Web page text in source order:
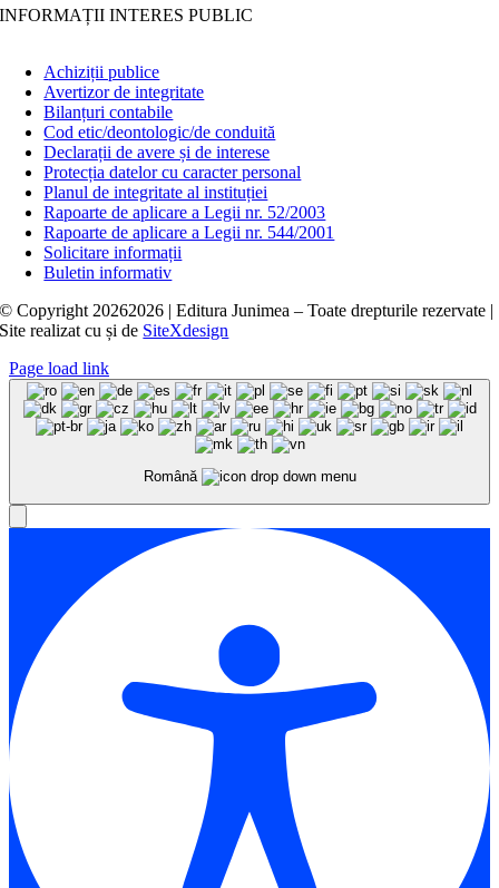
INFORMAȚII INTERES PUBLIC
Achiziții publice
Avertizor de integritate
Bilanțuri contabile
Cod etic/deontologic/de conduită
Declarații de avere și de interese
Protecția datelor cu caracter personal
Planul de integritate al instituției
Rapoarte de aplicare a Legii nr. 52/2003
Rapoarte de aplicare a Legii nr. 544/2001
Solicitare informații
Buletin informativ
© Copyright 20262026 | Editura Junimea – Toate drepturile rezervate |
Site realizat cușide SiteXdesign
Page load link
Română